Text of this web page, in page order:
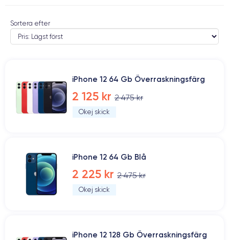
Sortera efter
iPhone 12 64 Gb Överraskningsfärg
2 125 kr 2 475 kr
Okej skick
iPhone 12 64 Gb Blå
2 225 kr 2 475 kr
Okej skick
iPhone 12 128 Gb Överraskningsfärg